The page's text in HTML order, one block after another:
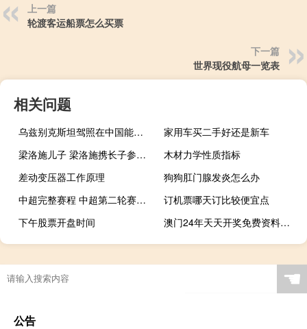
上一篇
轮渡客运船票怎么买票
下一篇
世界现役航母一览表
相关问题
乌兹别克斯坦驾照在中国能用不 中国vs乌兹别克斯坦
家用车买二手好还是新车
梁洛施儿子 梁洛施携长子参加婚礼
木材力学性质指标
差动变压器工作原理
狗狗肛门腺发炎怎么办
中超完整赛程 中超第二轮赛程表时间
订机票哪天订比较便宜点
下午股票开盘时间
澳门24年天天开奖免费资料：AI最佳精选AI解释落实-2593.3D.A511
☚
公告